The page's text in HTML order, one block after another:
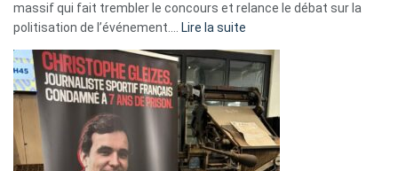
massif qui fait trembler le concours et relance le débat sur la
politisation de l’événement.… Lire la suite
Eurovision
2026
:
Pays-
Bas,
Espagne,